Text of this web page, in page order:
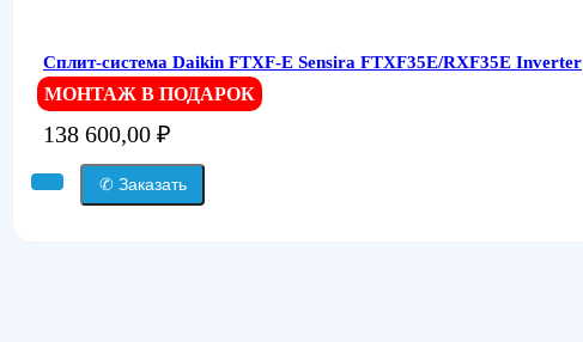
Сплит-система Daikin FTXF-E Sensira FTXF35E/RXF35E Inverter
МОНТАЖ В ПОДАРОК
138 600,00 ₽
✆ Заказать